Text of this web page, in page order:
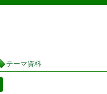
図書館 蔵書検索・予約システム
テーマ資料